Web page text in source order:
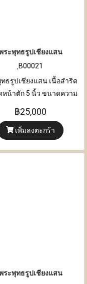
ระพุทธรูปเชียงแสน
ฺB00021
ธรูปเชียงแสน เนื้อสำริด
น้าตัก 5 นิ้ว ขนาดความ
ติเมตร x ความสูง 25.50
เซนติเมตร
฿25,000
เพิ่มลงตะกร้า
ระพุทธรูปเชียงแสน